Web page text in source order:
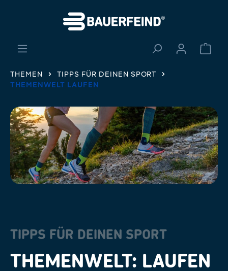
THEMEN
TIPPS FÜR DEINEN SPORT
THEMENWELT LAUFEN
TIPPS FÜR DEINEN SPORT
THEMENWELT: LAUFEN